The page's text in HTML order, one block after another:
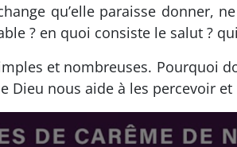
qu’elle paraisse donner,
? en quoi consiste le salut ?
et nombreuses. Pourquoi
Dieu nous aide à les percevoir